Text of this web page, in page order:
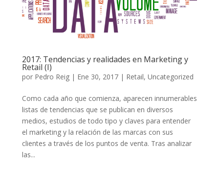
2017: Tendencias y realidades en Marketing y
Retail (I)
por Pedro Reig| Ene 30, 2017| Retail, Uncategorized
Como cada año que comienza, aparecen innumerables
listas de tendencias que se publican en diversos
medios, estudios de todo tipo y claves para entender
el marketing y la relación de las marcas con sus
clientes a través de los puntos de venta. Tras analizar
las...